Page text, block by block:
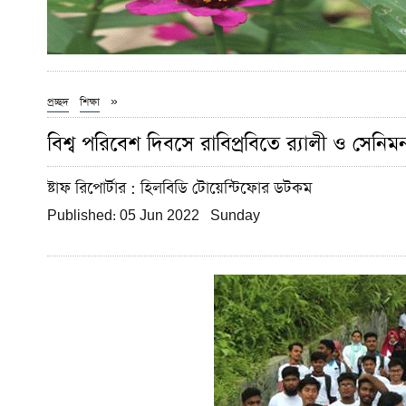
প্রচ্ছদ »
শিক্ষা
বিশ্ব পরিবেশ দিবসে রাবিপ্রবিতে র‌্যালী ও
ষ্টাফ রিপোর্টার: হিলবিডি টোয়েন্টিফোর ডটকম
Published: 05 Jun 2022 Sunday